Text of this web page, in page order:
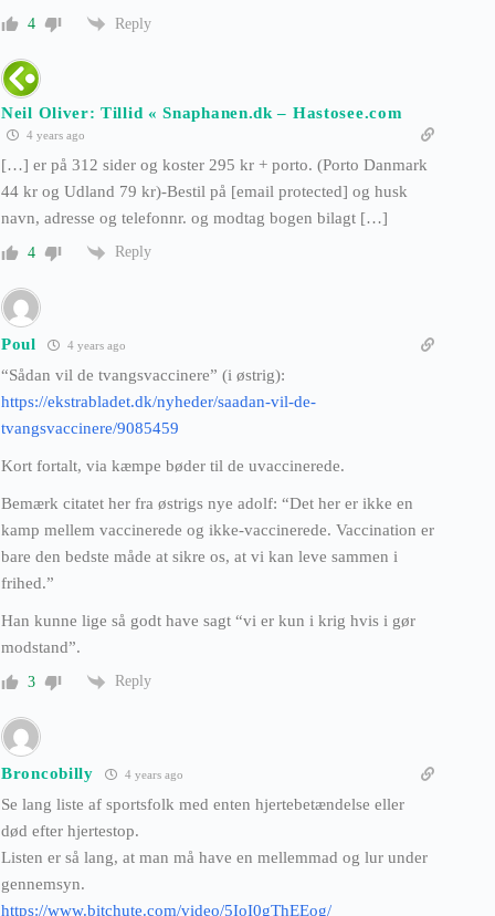
4 Reply
Neil Oliver: Tillid « Snaphanen.dk – Hastosee.com
4 years ago
[…] er på 312 sider og koster 295 kr + porto. (Porto Danmark
44 kr og Udland 79 kr)-Bestil på [email protected] og husk
navn, adresse og telefonnr. og modtag bogen bilagt […]
4 Reply
Poul 4 years ago
“Sådan vil de tvangsvaccinere” (i østrig):
https://ekstrabladet.dk/nyheder/saadan-vil-de-
tvangsvaccinere/9085459
Kort fortalt, via kæmpe bøder til de uvaccinerede.
Bemærk citatet her fra østrigs nye adolf: “Det her er ikke en
kamp mellem vaccinerede og ikke-vaccinerede. Vaccination er
bare den bedste måde at sikre os, at vi kan leve sammen i
frihed.”
Han kunne lige så godt have sagt “vi er kun i krig hvis i gør
modstand”.
3 Reply
Broncobilly 4 years ago
Se lang liste af sportsfolk med enten hjertebetændelse eller
død efter hjertestop.
Listen er så lang, at man må have en mellemmad og lur under
gennemsyn.
https://www.bitchute.com/video/5IoI0gThEEog/